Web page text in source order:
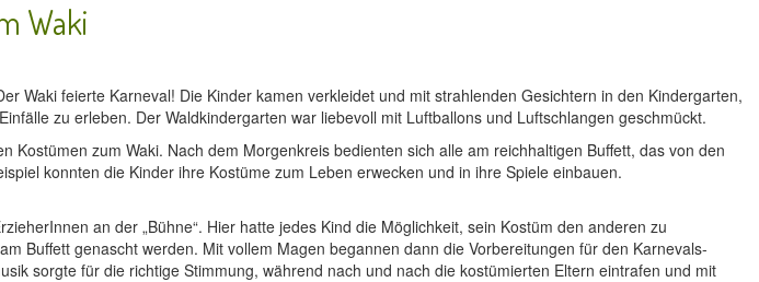
Waki
Waki feierte Karneval! Die Kinder kamen verkleidet und mit strahlenden Gesichtern in den Kindergarten,
zu erleben. Der Waldkindergarten war liebevoll mit Luftballons und Luftschlangen geschmückt.
Kostümen zum Waki. Nach dem Morgenkreis bedienten sich alle am reichhaltigen Buffett, das von den
konnten die Kinder ihre Kostüme zum Leben erwecken und in ihre Spiele einbauen.
an der „Bühne“. Hier hatte jedes Kind die Möglichkeit, sein Kostüm den anderen zu
Buffett genascht werden. Mit vollem Magen begannen dann die Vorbereitungen für den Karnevals-
sorgte für die richtige Stimmung, während nach und nach die kostümierten Eltern eintrafen und mit